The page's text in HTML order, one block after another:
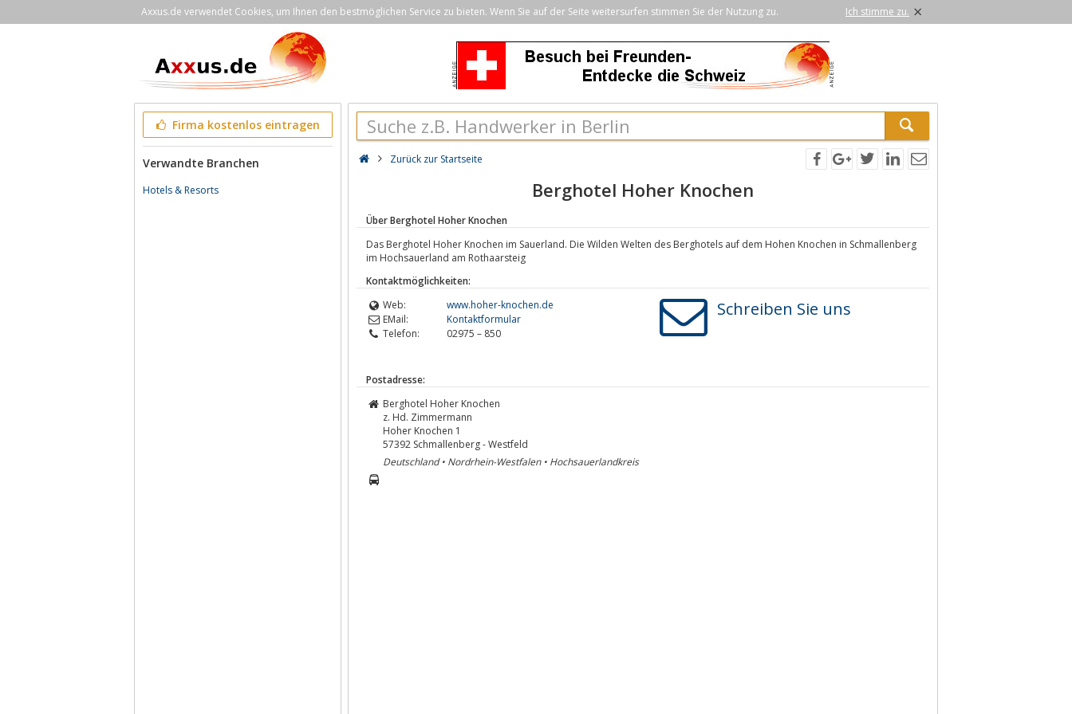
Axxus.de verwendet Cookies, um Ihnen den bestmöglichen Service zu bieten. Wenn Sie auf der Seite weitersurfen stimmen Sie der Nutzung zu. Ich stimme zu. ×
Firma kostenlos eintragen
Verwandte Branchen
Hotels & Resorts
Zurück zur Startseite
Berghotel Hoher Knochen
Über Berghotel Hoher Knochen
Das Berghotel Hoher Knochen im Sauerland. Die Wilden Welten des Berghotels auf dem Hohen Knochen in Schmallenberg
im Hochsauerland am Rothaarsteig
Kontaktmöglichkeiten:
Web:
www.hoher-knochen.de
EMail:
Kontaktformular
Telefon:
02975 – 850
Schreiben Sie uns
Postadresse:
Berghotel Hoher Knochen
z. Hd. Zimmermann
Hoher Knochen 1
57392 Schmallenberg - Westfeld
Deutschland • Nordrhein-Westfalen • Hochsauerlandkreis